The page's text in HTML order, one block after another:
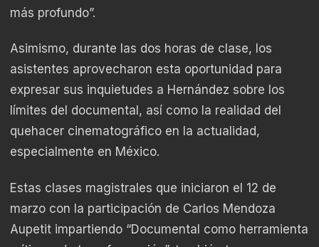
más profundo”.
Asimismo, durante las dos horas de clase, los
asistentes aprovecharon esta oportunidad para
expresar sus inquietudes a Hernández sobre los
límites del documental, así como la realidad del
quehacer cinematográfico en la actualidad,
especialmente en México.
Estas clases magistrales que iniciaron el 12 de
marzo con la participación de Carlos Mendoza
Aupetit impartiendo “Documental como herramienta